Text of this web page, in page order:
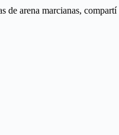
de arena marcianas,